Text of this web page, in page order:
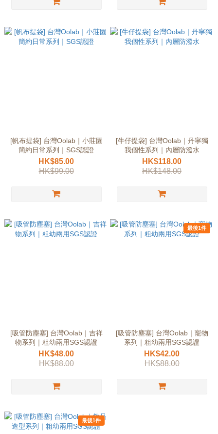
[帆布提袋] 台灣Oolab｜小莊園
簡約日常系列｜SGS認證
HK$85.00
HK$99.00
[牛仔提袋] 台灣Oolab｜丹寧獨
我個性系列｜內層防潑水
HK$118.00
HK$148.00
[吸管防塵塞] 台灣Oolab｜吉祥
物系列｜粗幼兩用SGS認證
HK$48.00
HK$88.00
最後1件
[吸管防塵塞] 台灣Oolab｜寵物
系列｜粗幼兩用SGS認證
HK$42.00
HK$88.00
最後1件